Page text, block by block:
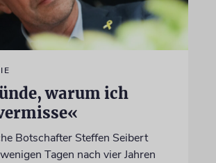
warum ich
Botschafter Steffen Seibert
Tagen nach vier Jahren